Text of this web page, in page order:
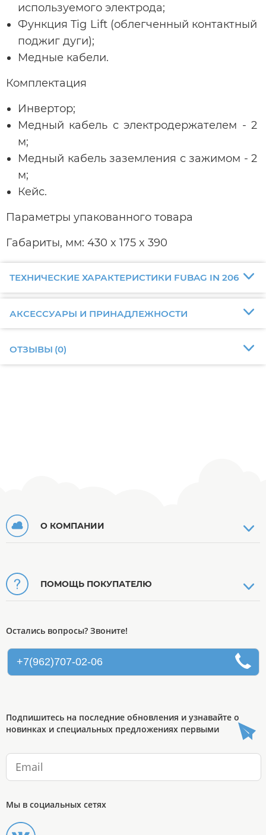
используемого электрода;
Функция Tig Lift (облегченный контактный
поджиг дуги);
Медные кабели.
Комплектация
Инвертор;
Медный кабель с электродержателем - 2
м;
Медный кабель заземления с зажимом - 2
м;
Кейс.
Параметры упакованного товара
Габариты, мм: 430 x 175 x 390
ТЕХНИЧЕСКИЕ ХАРАКТЕРИСТИКИ FUBAG IN 206
АКСЕССУАРЫ И ПРИНАДЛЕЖНОСТИ
ОТЗЫВЫ (0)
О КОМПАНИИ
ПОМОЩЬ ПОКУПАТЕЛЮ
Остались вопросы? Звоните!
+7(962)707-02-06
Подпишитесь на последние обновления и узнавайте о
новинках и специальных предложениях первыми
Мы в социальных сетях